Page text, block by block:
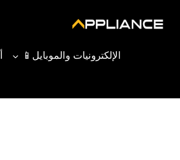
الإلكترونيات والموبايل📱